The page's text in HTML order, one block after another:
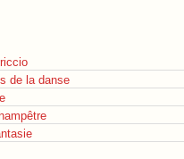
de la danse